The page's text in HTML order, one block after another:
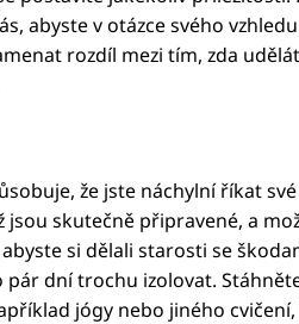
abyste v otázce svého
rozdíl mezi tím, zda
že jste náchylní říkat
jsou skutečně připravené, a
si dělali starosti se
pár dní trochu izolovat.
jógy nebo jiného